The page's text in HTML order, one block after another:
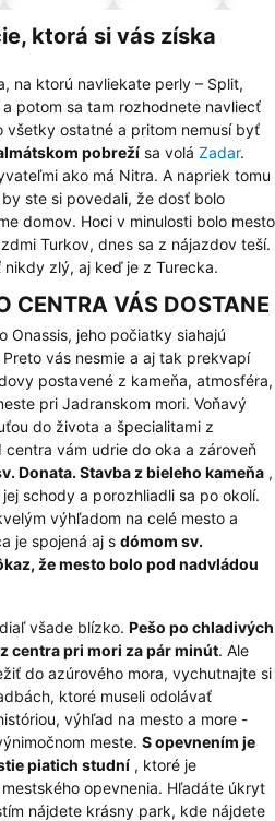
domáce
zvieratá
ktorá si vás získa
na ktorú navliekate perly – Split,
potom sa tam rozhodnete navliecť
všetky ostatné a pritom nemusí byť
pobreží sa volá Zadar.
ako má Nitra. A napriek tomu
ste si povedali, že dosť bolo
domov. Hoci v minulosti bolo mesto
Turkov, dnes sa z nájazdov teší.
zlý, aj keď je z Turecka.
CENTRA VÁS DOSTANE
Onassis, jeho počiatky siahajú
vás nesmie a aj tak prekvapí
postavené z kameňa, atmosféra,
pri Jadranskom mori. Voňavý
do života a špecialitami z
vám udrie do oka a zároveň
Donata. Stavba z bieleho kameňa ,
schody a porozhliadli sa po okolí.
výhľadom na celé mesto a
je spojená aj s dómom sv.
že mesto bolo pod nadvládou
všade blízko. Pešo po chladivých
centra pri mori za pár minút. Ale
do azúrového mora, vychutnajte si
ktoré museli odolávať
výhľad na mesto a more -
meste. S opevnením je
piatich studní , ktoré je
opevnenia. Hľadáte úkryt
nájdete krásny park, kde nájdete